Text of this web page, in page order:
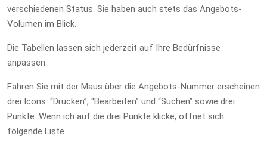
verschiedenen Status. Sie haben auch stets das Angebots-
Volumen im Blick.
Die Tabellen lassen sich jederzeit auf Ihre Bedürfnisse
anpassen.
Fahren Sie mit der Maus über die Angebots-Nummer erscheinen
drei Icons: “Drucken”, “Bearbeiten” und “Suchen” sowie drei
Punkte. Wenn ich auf die drei Punkte klicke, öffnet sich
folgende Liste.